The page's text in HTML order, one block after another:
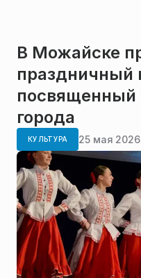
В Можайске
праздничный
посвященный
города
КУЛЬТУРА 25 мая 2026